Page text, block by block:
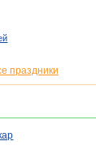
праздники